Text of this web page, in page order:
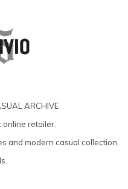
ARCHIVE
retailer.
and modern casual collection